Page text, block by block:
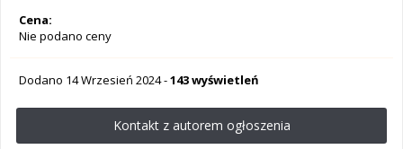
Cena:
Nie podano ceny
Dodano 14 Wrzesień 2024-143 wyświetleń
Kontakt z autorem ogłoszenia